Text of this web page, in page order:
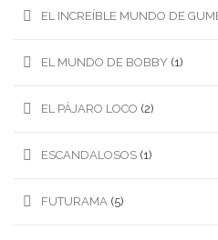
EL INCREÍBLE MUNDO DE
EL MUNDO DE BOBBY (1)
EL PÁJARO LOCO (2)
ESCANDALOSOS (1)
FUTURAMA (5)